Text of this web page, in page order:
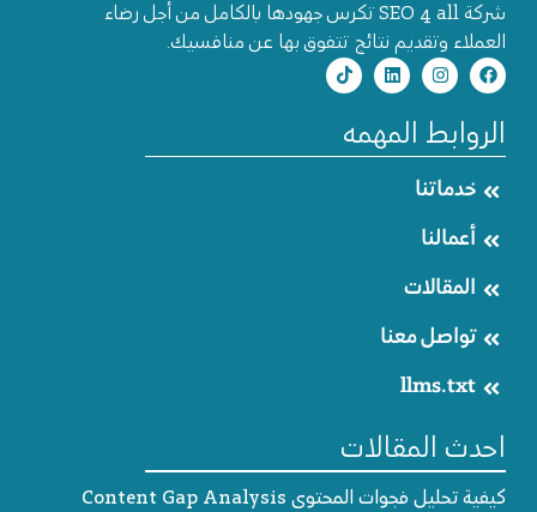
احدث المقالات
كيفية تحليل فجوات المحتوى Content Gap Analysis
الروابط المهمه
خدماتنا
أعمالنا
المقالات
تواصل معنا
llms.txt
شركة SEO 4 all تكرس جهودها بالكامل من أجل رضاء
العملاء وتقديم نتائج تتفوق بها عن منافسيك.